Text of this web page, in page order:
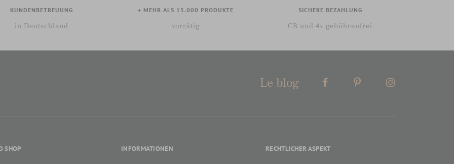
KUNDENBETREUUNG
in Deutschland
+ MEHR ALS 15.000 PRODUKTE
vorrätig
SICHERE BEZAHLUNG
CB und 4x gebührenfrei
Le blog
SHOP INFORMATIONEN RECHTLICHER ASPEKT